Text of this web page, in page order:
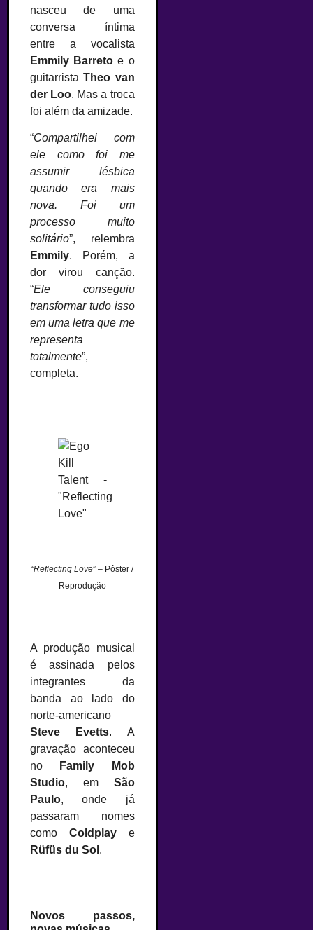
nasceu de uma
conversa íntima
entre a vocalista
Emmily Barreto e o
guitarristaTheo van
der Loo. Mas a troca
foi além da amizade.
“Compartilhei com
ele como foi me
assumir lésbica
quando era mais
nova. Foi um
processo muito
solitário”, relembra
Emmily. Porém, a
dor virou canção.
“Ele conseguiu
transformar tudo isso
em uma letra que me
representa
totalmente”,
completa.
“Reflecting Love” – Pôster /
Reprodução
A produção musical
é assinada pelos
integrantes da
banda ao lado do
norte-americano
Steve Evetts. A
gravação aconteceu
no
Family Mob
Studio, em São
Paulo, onde já
passaram nomes
como Coldplaye
Rüfüs du Sol .
Novos passos,